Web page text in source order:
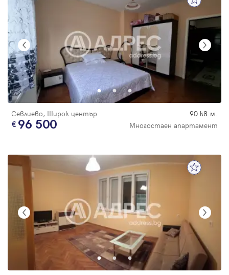
Севлиево, Широк център 90 кв.м.
96 500 Многостаен апартамент